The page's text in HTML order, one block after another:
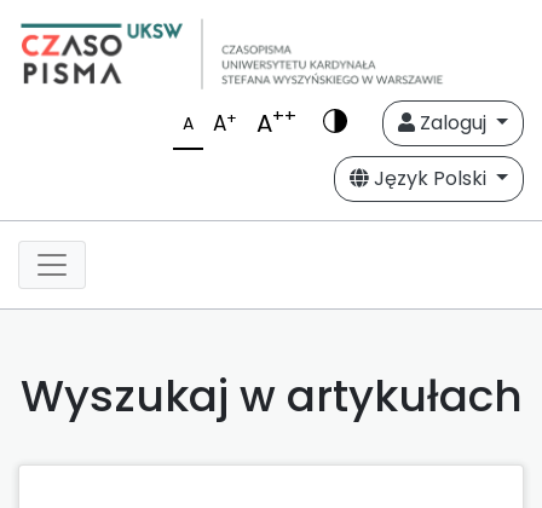
A A+ A++
Zaloguj
Język Polski
Wyszukaj w artykułach